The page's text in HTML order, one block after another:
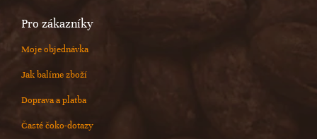
Pro zákazníky
Moje objednávka
Jak balíme zboží
Doprava a platba
Časté čoko-dotazy